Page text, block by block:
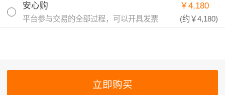
安心购
平台参与交易的全部过程，可以开具发票
￥4,180
(约￥4,180)